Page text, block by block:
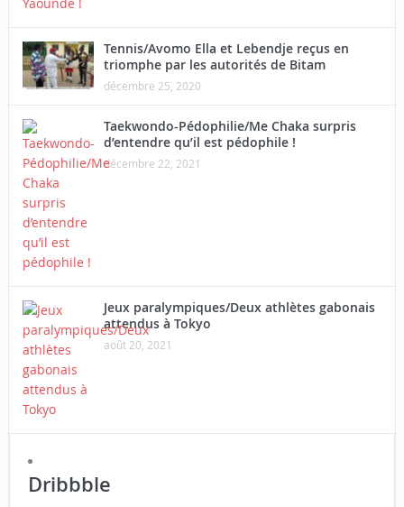
Tennis/Avomo Ella et Lebendje reçus en
triomphe par les autorités de Bitam
décembre 25, 2020
Taekwondo-Pédophilie/Me Chaka surpris
d’entendre qu’il est pédophile !
décembre 22, 2021
Jeux paralympiques/Deux athlètes gabonais
attendus à Tokyo
août 20, 2021
Dribbble